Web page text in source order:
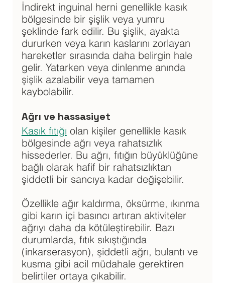
İndirekt inguinal herni genellikle kasık
bölgesinde bir şişlik veya yumru
şeklinde fark edilir. Bu şişlik, ayakta
dururken veya karın kaslarını zorlayan
hareketler sırasında daha belirgin hale
gelir. Yatarken veya dinlenme anında
şişlik azalabilir veya tamamen
kaybolabilir.
Ağrı ve hassasiyet
Kasık fıtığı olan kişiler genellikle kasık
bölgesinde ağrı veya rahatsızlık
hissederler. Bu ağrı, fıtığın büyüklüğüne
bağlı olarak hafif bir rahatsızlıktan
şiddetli bir sancıya kadar değişebilir.
Özellikle ağır kaldırma, öksürme, ıkınma
gibi karın içi basıncı artıran aktiviteler
ağrıyı daha da kötüleştirebilir. Bazı
durumlarda, fıtık sıkıştığında
(inkarserasyon), şiddetli ağrı, bulantı ve
kusma gibi acil müdahale gerektiren
belirtiler ortaya çıkabilir.